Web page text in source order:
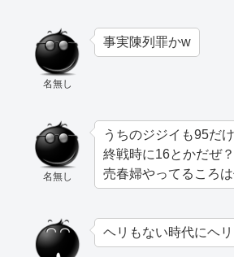
名無し
事実陳列罪かw
名無し
うちのジジイも95だ
終戦時に16とかだぜ？
売春婦やってるころ
ヘリもない時代にヘ